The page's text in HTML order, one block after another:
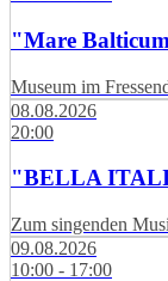
"Mare
Museum im
08.08.2026
20:00
"BELLA
Zum singenden
09.08.2026
10:00 - 17:00